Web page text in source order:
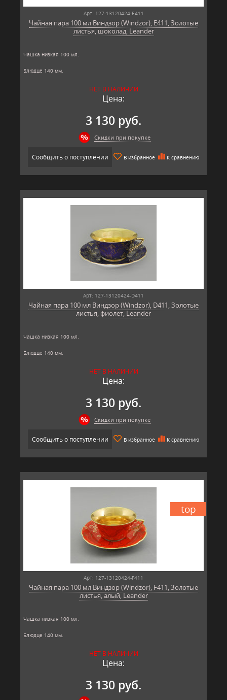
Арт: 127-13120424-E411
Чайная пара 100 мл Виндзор (Windzor), E411, Золотые
листья, шоколад, Leander
Чашка низкая 100 мл.
Блюдце 140 мм.
Материал: твёрдый фарфор, позолота
Производитель: Leander, Чехия.
НЕТ В НАЛИЧИИ
Цена:
3 130 руб.
Скидки при покупке
Сообщить о поступлении В избранное К сравнению
Арт: 127-13120424-D411
Чайная пара 100 мл Виндзор (Windzor), D411, Золотые
листья, фиолет, Leander
Чашка низкая 100 мл.
Блюдце 140 мм.
Материал: твёрдый фарфор, позолота
Производитель: Leander, Чехия.
НЕТ В НАЛИЧИИ
Цена:
3 130 руб.
Скидки при покупке
Сообщить о поступлении В избранное К сравнению
top
Арт: 127-13120424-F411
Чайная пара 100 мл Виндзор (Windzor), F411, Золотые
листья, алый, Leander
Чашка низкая 100 мл.
Блюдце 140 мм.
Материал: твёрдый фарфор, позолота
Производитель: Leander, Чехия.
НЕТ В НАЛИЧИИ
Цена:
3 130 руб.